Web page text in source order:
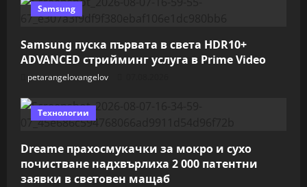
Samsung
Samsung пуска първата в света HDR10+
ADVANCED стрийминг услуга в Prime Video
petarangelovangelov
Технологии
Dreame прахосмукачки за мокро и сухо
почистване надхвърлиха 2 000 патентни
заявки в световен мащаб